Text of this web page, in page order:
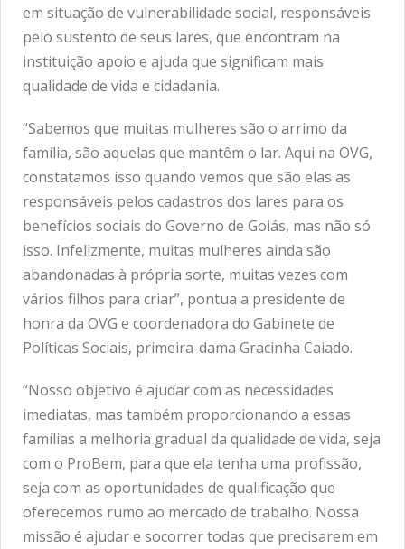
em situação de vulnerabilidade social, responsáveis
pelo sustento de seus lares, que encontram na
instituição apoio e ajuda que significam mais
qualidade de vida e cidadania.
“Sabemos que muitas mulheres são o arrimo da
família, são aquelas que mantêm o lar. Aqui na OVG,
constatamos isso quando vemos que são elas as
responsáveis pelos cadastros dos lares para os
benefícios sociais do Governo de Goiás, mas não só
isso. Infelizmente, muitas mulheres ainda são
abandonadas à própria sorte, muitas vezes com
vários filhos para criar”, pontua a presidente de
honra da OVG e coordenadora do Gabinete de
Políticas Sociais, primeira-dama Gracinha Caiado.
“Nosso objetivo é ajudar com as necessidades
imediatas, mas também proporcionando a essas
famílias a melhoria gradual da qualidade de vida, seja
com o ProBem, para que ela tenha uma profissão,
seja com as oportunidades de qualificação que
oferecemos rumo ao mercado de trabalho. Nossa
missão é ajudar e socorrer todas que precisarem em